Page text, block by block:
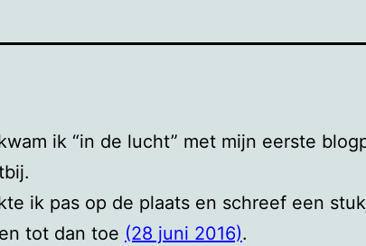
ik “in de lucht” met mijn eerste
ik pas op de plaats en schreef een
tot dan toe (28 juni 2016).